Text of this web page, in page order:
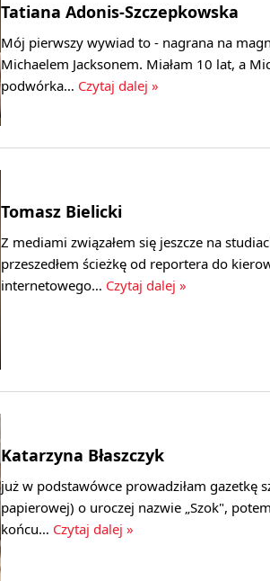
Tatiana Adonis-Szczepkowska
Mój pierwszy wywiad to - nagrana na
Michaelem Jacksonem. Miałam 10 lat, a
podwórka… Czytaj dalej »
Tomasz Bielicki
Z mediami związałem się jeszcze na
przeszedłem ścieżkę od reportera do
internetowego… Czytaj dalej »
Katarzyna Błaszczyk
już w podstawówce prowadziłam gazetkę
papierowej) o uroczej nazwie „Szok",
końcu… Czytaj dalej »